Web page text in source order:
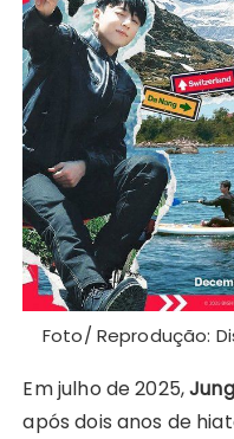
Foto/ Reprodução:
Em julho de 2025,
após dois anos de